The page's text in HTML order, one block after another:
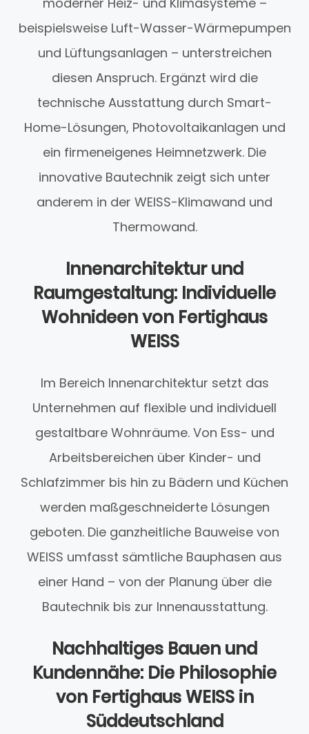
beispielsweise Luft-Wasser-Wärmepumpen
und Lüftungsanlagen – unterstreichen
diesen Anspruch. Ergänzt wird die
technische Ausstattung durch Smart-
Home-Lösungen, Photovoltaikanlagen und
ein firmeneigenes Heimnetzwerk. Die
innovative Bautechnik zeigt sich unter
anderem in der WEISS-Klimawand und
Thermowand.
Innenarchitektur und
Raumgestaltung: Individuelle
Wohnideen von Fertighaus
WEISS
Im Bereich Innenarchitektur setzt das
Unternehmen auf flexible und individuell
gestaltbare Wohnräume. Von Ess- und
Arbeitsbereichen über Kinder- und
Schlafzimmer bis hin zu Bädern und Küchen
werden maßgeschneiderte Lösungen
geboten. Die ganzheitliche Bauweise von
WEISS umfasst sämtliche Bauphasen aus
einer Hand – von der Planung über die
Bautechnik bis zur Innenausstattung.
Nachhaltiges Bauen und
Kundennähe: Die Philosophie
von Fertighaus WEISS in
Süddeutschland